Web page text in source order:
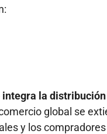
la
global se
y los compradores